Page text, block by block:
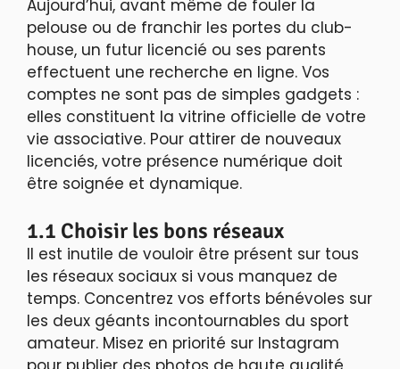
Aujourd’hui, avant même de fouler la
pelouse ou de franchir les portes du club-
house, un futur licencié ou ses parents
effectuent une recherche en ligne. Vos
comptes ne sont pas de simples gadgets :
elles constituent la vitrine officielle de votre
vie associative. Pour attirer de nouveaux
licenciés, votre présence numérique doit
être soignée et dynamique.
1.1 Choisir les bons réseaux
Il est inutile de vouloir être présent sur tous
les réseaux sociaux si vous manquez de
temps. Concentrez vos efforts bénévoles sur
les deux géants incontournables du sport
amateur. Misez en priorité sur Instagram